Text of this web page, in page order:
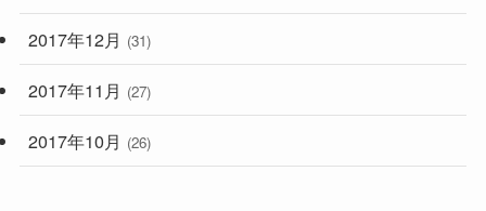
2017年12月 (31)
2017年11月 (27)
2017年10月 (26)